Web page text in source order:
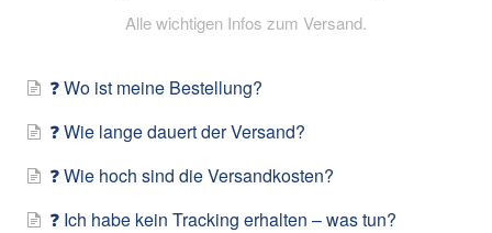
🔄 Rücksendung & Erstattung
Alle wichtigen Infos zum Versand.
❓ Wo ist meine Bestellung?
❓ Wie lange dauert der Versand?
❓ Wie hoch sind die Versandkosten?
❓ Ich habe kein Tracking erhalten – was tun?